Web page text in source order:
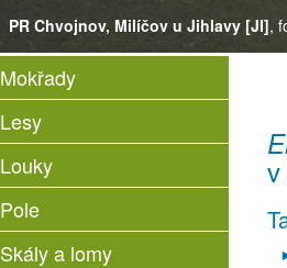
PR Chvojnov, Milíčov u Jihlavy [JI],
Leucojum vernum
Lysimachia
Drosera
Mokřady
Lesy
Louky
Pole
Skály a lomy